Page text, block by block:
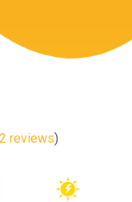
reviews)